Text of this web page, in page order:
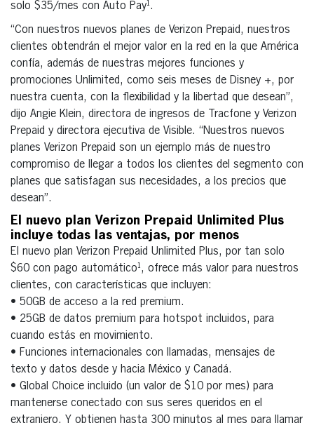
solo $35/mes con Auto Pay¹.
“Con nuestros nuevos planes de Verizon Prepaid, nuestros
clientes obtendrán el mejor valor en la red en la que América
confía, además de nuestras mejores funciones y
promociones Unlimited, como seis meses de Disney +, por
nuestra cuenta, con la flexibilidad y la libertad que desean”,
dijo Angie Klein, directora de ingresos de Tracfone y Verizon
Prepaid y directora ejecutiva de Visible. “Nuestros nuevos
planes Verizon Prepaid son un ejemplo más de nuestro
compromiso de llegar a todos los clientes del segmento con
planes que satisfagan sus necesidades, a los precios que
desean”.
El nuevo plan Verizon Prepaid Unlimited Plus
incluye todas las ventajas, por menos
El nuevo plan Verizon Prepaid Unlimited Plus, por tan solo
$60 con pago automático¹, ofrece más valor para nuestros
clientes, con características que incluyen:
• 50GB de acceso a la red premium.
• 25GB de datos premium para hotspot incluidos, para
cuando estás en movimiento.
• Funciones internacionales con llamadas, mensajes de
texto y datos desde y hacia México y Canadá.
• Global Choice incluido (un valor de $10 por mes) para
mantenerse conectado con sus seres queridos en el
extranjero. Y obtienen hasta 300 minutos al mes para llamar